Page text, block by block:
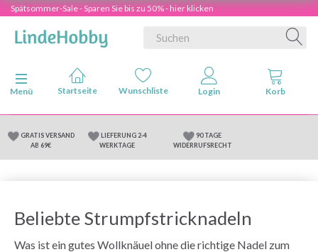
Spätsommer-Sale - Sparen Sie bis zu 50% - hier klicken
Anzeige ändern
Menü
GRATIS VERSAND
AB 69€
LIEFERUNG 2-4
WERKTAGE
90 TAGE
WIDERRUFSRECHT
Beliebte Strumpfstricknadeln
Was ist ein gutes Wollknäuel ohne die richtige Nadel zum